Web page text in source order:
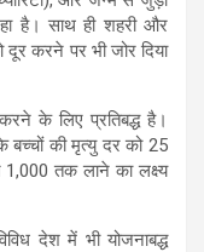
है। साथ ही शहरी और
दूर करने पर भी जोर दिया
के लिए प्रतिबद्ध है।
की मृत्यु दर को 25
तक लाने का लक्ष्य
देश में भी योजनाबद्ध